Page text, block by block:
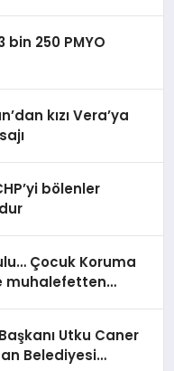
bin 250 PMYO
kızı Vera’ya
bölenler
Çocuk Koruma
muhalefetten
Utku Caner
Belediyesi